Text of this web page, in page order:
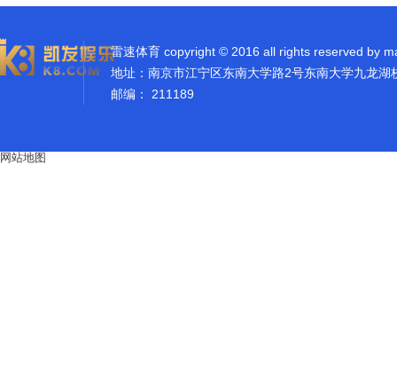
雷速体育 copyright © 2016 all rights reserved by
地址：南京市江宁区东南大学路2号东南大学九龙湖
邮编： 211189
网站地图